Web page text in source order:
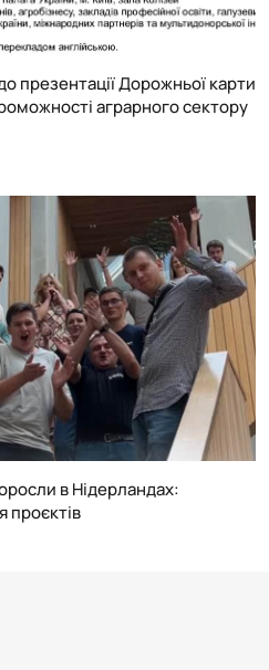
презентації Дорожньої карти
аграрного сектору
в Нідерландах:
проєктів